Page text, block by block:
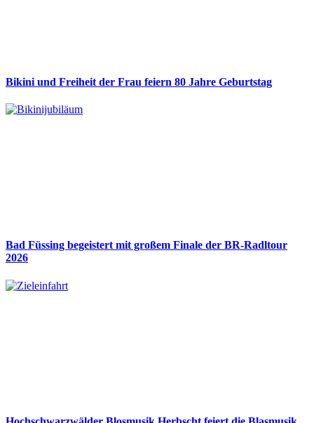
Bikini und Freiheit der Frau feiern 80 Jahre Geburtstag
Bad Füssing begeistert mit großem Finale der BR-Radltour
2026